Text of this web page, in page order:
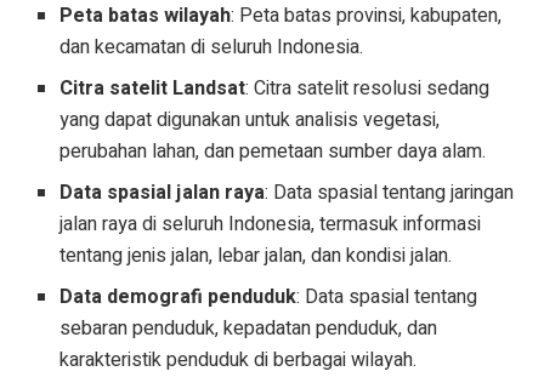
Peta batas wilayah: Peta batas provinsi, kabupaten,
dan kecamatan di seluruh Indonesia.
Citra satelit Landsat: Citra satelit resolusi sedang
yang dapat digunakan untuk analisis vegetasi,
perubahan lahan, dan pemetaan sumber daya alam.
Data spasial jalan raya: Data spasial tentang jaringan
jalan raya di seluruh Indonesia, termasuk informasi
tentang jenis jalan, lebar jalan, dan kondisi jalan.
Data demografi penduduk: Data spasial tentang
sebaran penduduk, kepadatan penduduk, dan
karakteristik penduduk di berbagai wilayah.